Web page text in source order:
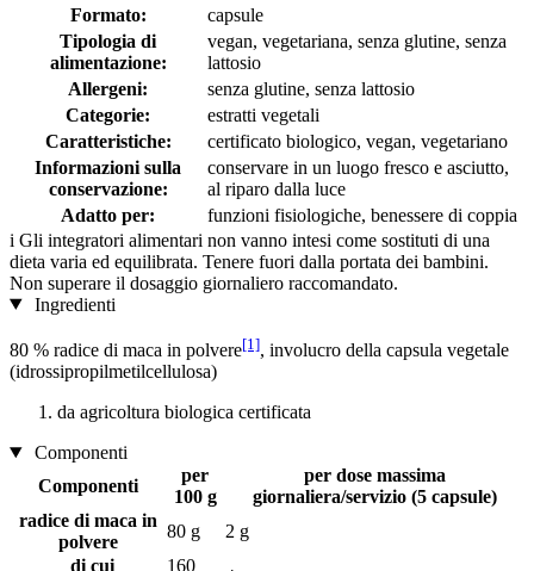
Formato:
capsule
Tipologia di
alimentazione:
vegan, vegetariana, senza glutine, senza
lattosio
Allergeni:
senza glutine, senza lattosio
Categorie:
estratti vegetali
Caratteristiche:
certificato biologico, vegan, vegetariano
Informazioni sulla
conservazione:
conservare in un luogo fresco e asciutto,
al riparo dalla luce
Adatto per:
funzioni fisiologiche, benessere di coppia
i Gli integratori alimentari non vanno intesi come sostituti di una
dieta varia ed equilibrata. Tenere fuori dalla portata dei bambini.
Non superare il dosaggio giornaliero raccomandato.
Ingredienti
80 % radice di maca in polvere[1], involucro della capsula vegetale
(idrossipropilmetilcellulosa)
da agricoltura biologica certificata
Componenti
Componenti
per
100 g
per dose massima
giornaliera/servizio (5 capsule)
radice di maca in
polvere
80 g
2 g
di cui
160